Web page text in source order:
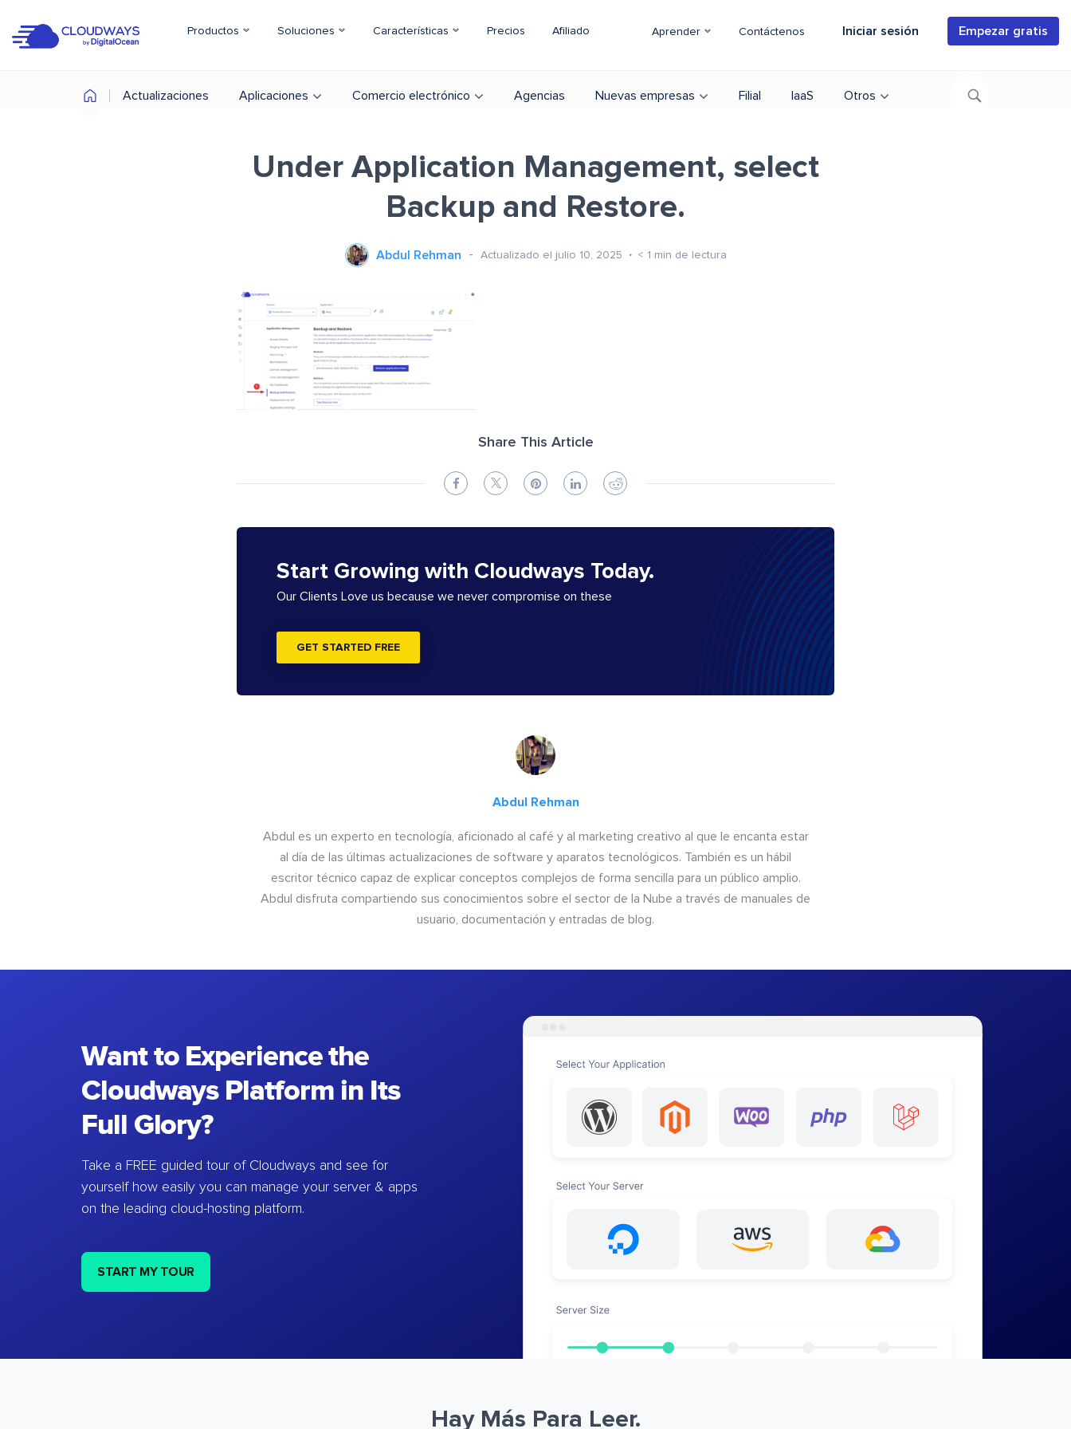
Productos Soluciones Características Precios Afiliado Aprender Contáctenos Iniciar sesión Empezar gratis
Actualizaciones Aplicaciones Comercio electrónico Agencias Nuevas empresas Filial IaaS Otros
Under Application Management, select
Backup and Restore.
Abdul Rehman Actualizado el julio 10, 2025 < 1 min de lectura
Share This Article
Start Growing with Cloudways Today.
Our Clients Love us because we never compromise on these
GET STARTED FREE
Abdul Rehman
Abdul es un experto en tecnología, aficionado al café y al marketing creativo al que le encanta estar
al día de las últimas actualizaciones de software y aparatos tecnológicos. También es un hábil
escritor técnico capaz de explicar conceptos complejos de forma sencilla para un público amplio.
Abdul disfruta compartiendo sus conocimientos sobre el sector de la Nube a través de manuales de
usuario, documentación y entradas de blog.
Want to Experience the
Cloudways Platform in Its
Full Glory?
Take a FREE guided tour of Cloudways and see for
yourself how easily you can manage your server & apps
on the leading cloud-hosting platform.
START MY TOUR
Hay Más Para Leer.